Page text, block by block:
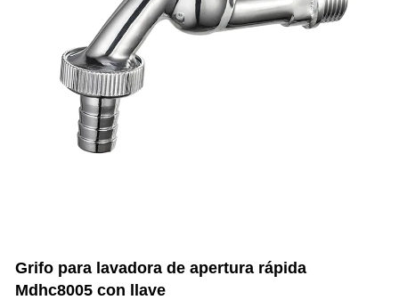
Grifo para lavadora de apertura rápida
Mdhc8005 con llave